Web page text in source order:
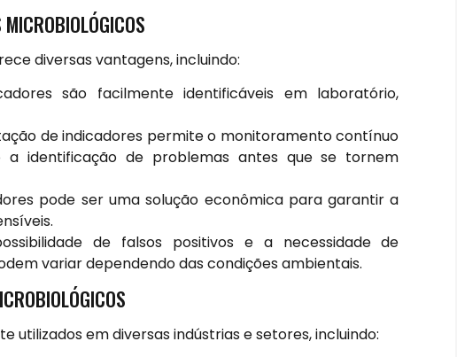
diversas vantagens, incluindo:
são facilmente identificáveis em laboratório,
de indicadores permite o monitoramento contínuo
a identificação de problemas antes que se tornem
pode ser uma solução econômica para garantir a
de falsos positivos e a necessidade de
variar dependendo das condições ambientais.
utilizados em diversas indústrias e setores, incluindo: